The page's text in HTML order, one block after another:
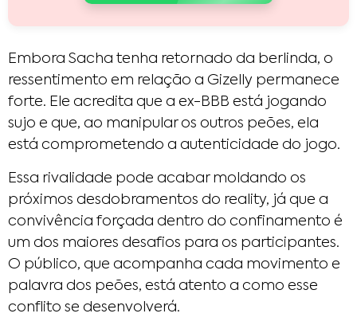
Embora Sacha tenha retornado da berlinda, o
ressentimento em relação a Gizelly permanece
forte. Ele acredita que a ex-BBB está jogando
sujo e que, ao manipular os outros peões, ela
está comprometendo a autenticidade do jogo.
Essa rivalidade pode acabar moldando os
próximos desdobramentos do reality, já que a
convivência forçada dentro do confinamento é
um dos maiores desafios para os participantes.
O público, que acompanha cada movimento e
palavra dos peões, está atento a como esse
conflito se desenvolverá.